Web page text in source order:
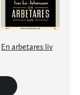
En arbetares liv